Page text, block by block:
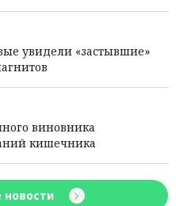
увидели «застывшие»
виновника
кишечника
новости